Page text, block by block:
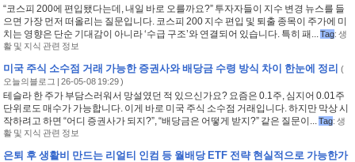
“코스피 200에 편입됐다는데, 내일 바로 오를까요?” 투자자들이 지수 변경 뉴스를 들
으면 가장 먼저 떠올리는 질문입니다. 코스피 200 지수 편입 및 퇴출 종목이 주가에 미
치는 영향은 단순 기대감이 아니라 ‘수급 구조’와 연결되어 있습니다. 특히 패...Tag: 생
활 및 지식 관련 정보
미국 주식 소수점 거래 가능한 증권사와 배당금 수령 방식 차이 한눈에 정리 (
오늘의블로그 | 26-05-08 19:29 )
테슬라 한 주가 부담스러워서 망설였던 적 있으신가요? 요즘은 0.1주, 심지어 0.01주
단위로도 매수가 가능합니다. 이게 바로 미국 주식 소수점 거래입니다. 하지만 막상 시
작하려고 하면 “어디 증권사가 되지?”, “배당금은 어떻게 받지?” 같은 질문이...Tag: 생
활 및 지식 관련 정보
은퇴 후 생활비 만드는 리얼티 인컴 등 월배당 ETF 전략 현실적으로 가능한가